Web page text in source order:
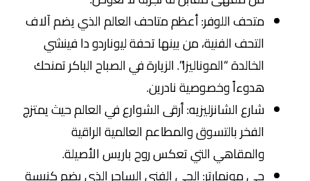
متحف اللوفر: أعظم متاحف العالم الذي يضم آلاف
التحف الفنية، من بينها تحفة ليوناردو دا فينشي
الخالدة “الموناليزا”. الزيارة في الصباح الباكر تمنحك
هدوءاً وخصوصية نادرين.
شارع الشانزليزيه: أرقى الشوارع في العالم حيث يمتزج
الفخر بالتسوق والمطاعم العالمية الراقية
والمقاهي التي تعكس روح باريس الأصيلة.
حي مونمارتر: الحي الفني الساحر الذي يضم كنيسة